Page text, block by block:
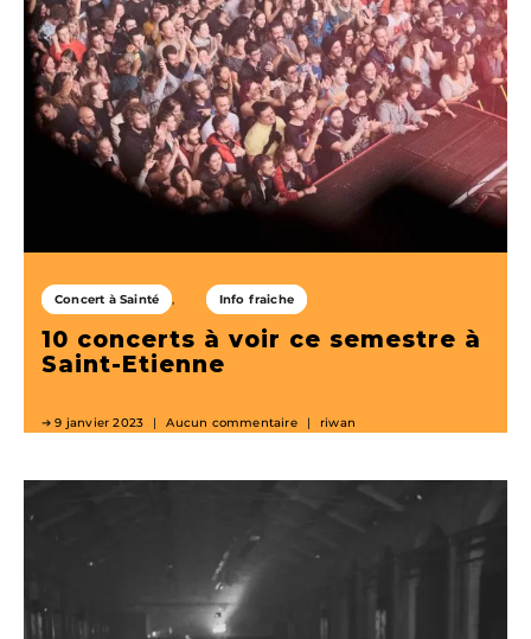
Concert à Sainté Info fraiche
10 concerts à voir ce semestre à
Saint-Etienne
9 janvier 2023 Aucun commentaire riwan